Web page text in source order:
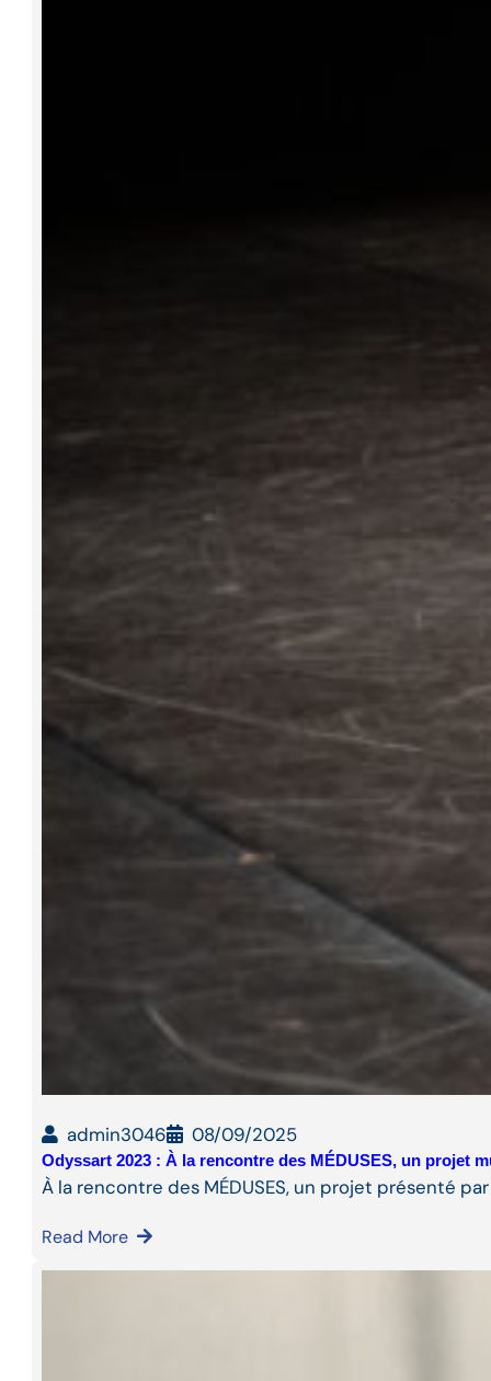
admin3046 08/09/2025
Odyssart 2023 : À la rencontre des MÉDUSES, un projet
À la rencontre des MÉDUSES, un projet présenté
Read More